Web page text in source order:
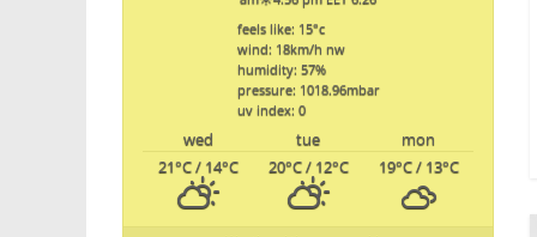
feels like: 15°c
wind: 18km/h nw
humidity: 57%
pressure: 1018.96mbar
uv index: 0
mon
tue
wed
19°C/ 13°C
20°C/ 12°C
21°C/ 14°C